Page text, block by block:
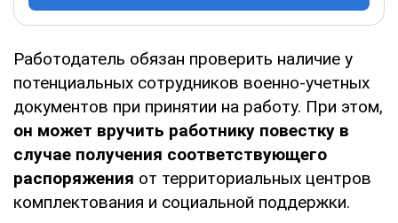
Работодатель обязан проверить наличие у
потенциальных сотрудников военно-учетных
документов при принятии на работу. При этом,
он может вручить работнику повестку в
случае получения соответствующего
распоряжения от территориальных центров
комплектования и социальной поддержки.